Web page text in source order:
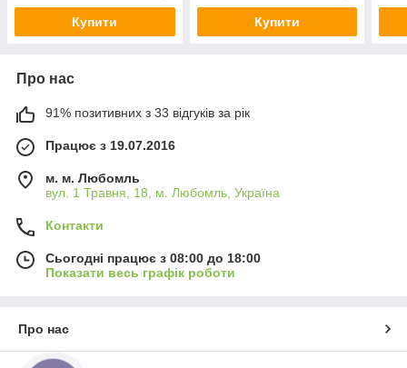
Купити Купити
Про нас
91% позитивних з 33 відгуків за рік
Працює з 19.07.2016
м. м. Любомль
вул. 1 Травня, 18, м. Любомль, Україна
Контакти
Сьогодні працює з 08:00 до 18:00
Показати весь графік роботи
Про нас